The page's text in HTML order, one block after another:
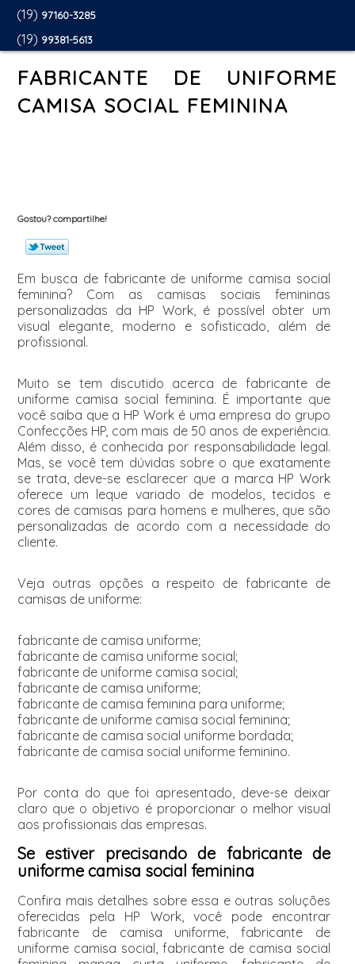
(19) 97160-3285
(19) 99381-5613
FABRICANTE DE UNIFORME
CAMISA SOCIAL FEMININA
Gostou? compartilhe!
Em busca de fabricante de uniforme camisa social
feminina? Com as camisas sociais femininas
personalizadas da HP Work, é possível obter um
visual elegante, moderno e sofisticado, além de
profissional.
Muito se tem discutido acerca de fabricante de
uniforme camisa social feminina. É importante que
você saiba que a HP Work é uma empresa do grupo
Confecções HP, com mais de 50 anos de experiência.
Além disso, é conhecida por responsabilidade legal.
Mas, se você tem dúvidas sobre o que exatamente
se trata, deve-se esclarecer que a marca HP Work
oferece um leque variado de modelos, tecidos e
cores de camisas para homens e mulheres, que são
personalizadas de acordo com a necessidade do
cliente.
Veja outras opções a respeito de fabricante de
camisas de uniforme:
fabricante de camisa uniforme;
fabricante de camisa uniforme social;
fabricante de uniforme camisa social;
fabricante de camisa uniforme;
fabricante de camisa feminina para uniforme;
fabricante de uniforme camisa social feminina;
fabricante de camisa social uniforme bordada;
fabricante de camisa social uniforme feminino.
Por conta do que foi apresentado, deve-se deixar
claro que o objetivo é proporcionar o melhor visual
aos profissionais das empresas.
Se estiver precisando de fabricante de
uniforme camisa social feminina
Confira mais detalhes sobre essa e outras soluções
oferecidas pela HP Work, você pode encontrar
fabricante de camisa uniforme, fabricante de
uniforme camisa social, fabricante de camisa social